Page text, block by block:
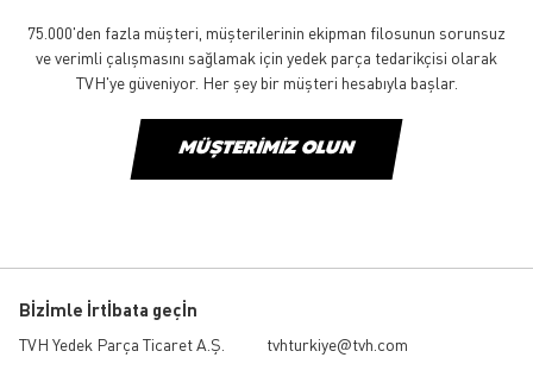
75.000'den fazla müşteri, müşterilerinin ekipman filosunun sorunsuz
ve verimli çalışmasını sağlamak için yedek parça tedarikçisi olarak
TVH'ye güveniyor. Her şey bir müşteri hesabıyla başlar.
MÜŞTERIMIZ OLUN
Bİzİmle İrtİbata geçİn
TVH Yedek Parça Ticaret A.Ş.
tvhturkiye@tvh.com